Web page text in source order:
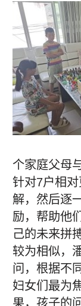
个家庭父母
针对7户相
解，然后逐
励，帮助他
己的未来拼
较为相似，
问，根据不
妇女们最为
果，孩子的